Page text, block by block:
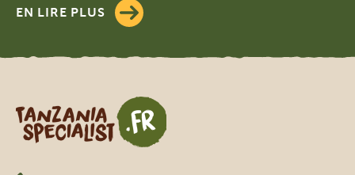
EN LIRE PLUS
Tanzania Specialist